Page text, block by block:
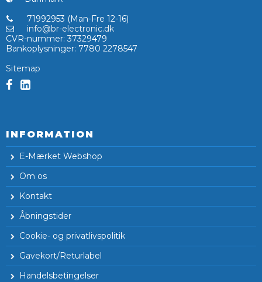
71992953 (Man-Fre 12-16)
info@br-electronic.dk
CVR-nummer: 37329479
Bankoplysninger: 7780 2278547
Sitemap
INFORMATION
E-Mærket Webshop
Om os
Kontakt
Åbningstider
Cookie- og privatlivspolitik
Gavekort/Returlabel
Handelsbetingelser